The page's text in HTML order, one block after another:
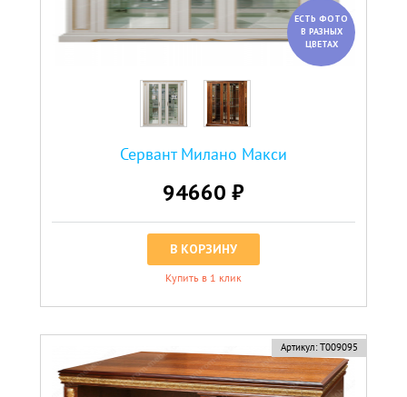
ЕСТЬ ФОТО
В РАЗНЫХ
ЦВЕТАХ
Сервант Милано Макси
94660 ₽
В КОРЗИНУ
Купить в 1 клик
Артикул: Т009095